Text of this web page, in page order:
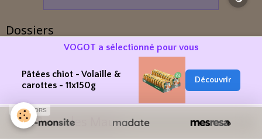
Dossiers
Le Frêne commun
Le Sens des Maux
VOGOT a sélectionné pour vous
Pâtées chiot - Volaille &
carottes - 11x150g
Découvrir
SPONSORS